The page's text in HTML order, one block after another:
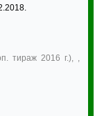
тираж 2016 г.), ,